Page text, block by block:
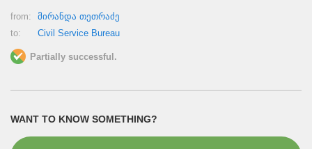
from:
მირანდა თეთრაძე
to:
Civil Service Bureau
Partially successful.
WANT TO KNOW SOMETHING?